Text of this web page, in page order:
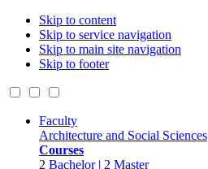
Skip to content
Skip to service navigation
Skip to main site navigation
Skip to footer
Faculty
Architecture and Social Sciences
Courses
2 Bachelor | 2 Master